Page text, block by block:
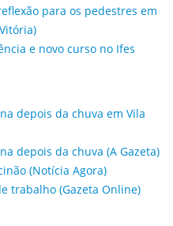
para os pedestres em
e novo curso no Ifes
depois da chuva em Vila
depois da chuva (A Gazeta)
(Notícia Agora)
trabalho (Gazeta Online)